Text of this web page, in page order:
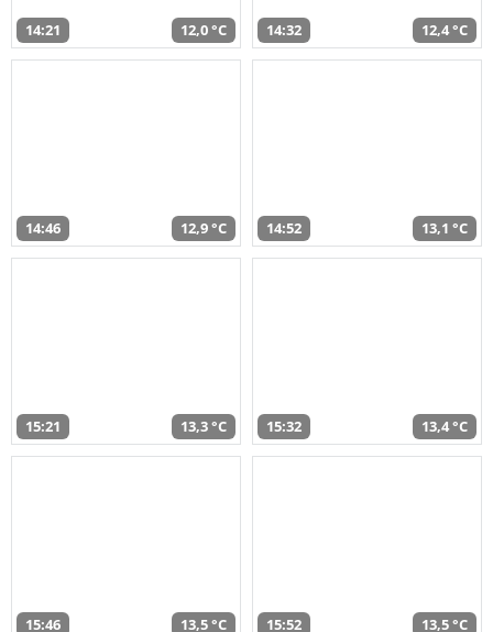
14:21 12,0 °C 14:32 12,4 °C
14:46 12,9 °C 14:52 13,1 °C
15:21 13,3 °C 15:32 13,4 °C
15:46 13,5 °C 15:52 13,5 °C